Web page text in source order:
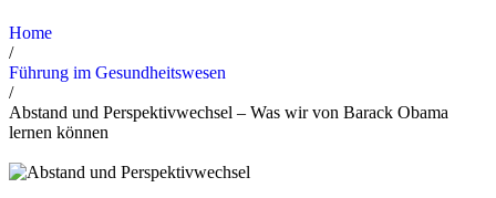
Home
/
Führung im Gesundheitswesen
/
Abstand und Perspektivwechsel – Was wir von Barack Obama
lernen können